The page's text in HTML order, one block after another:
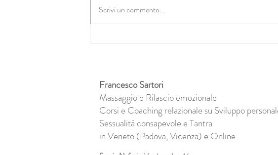
Abbracci di luce e zero
Scrivi un commento...
Francesco Sartori
Massaggio e Rilascio emozionale
Corsi e Coaching relazionale su Sviluppo
Sessualità consapevole e Tantra
in Veneto (Padova, Vicenza) e Online